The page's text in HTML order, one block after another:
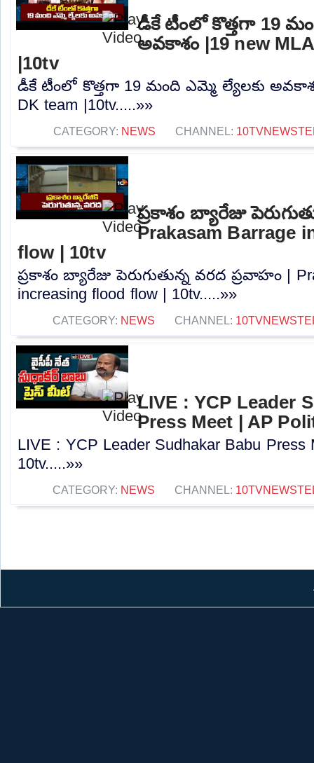
డీకే టీంలో కొత్తగా 19
అవకాశం |19 new
|10tv
డీకే టీంలో కొత్తగా 19 మంది ఎమ్మె ల్యేలకు
DK team |10tv.....»»
CATEGORY: NEWS CHANNEL:
ప్రకాశం బ్యారేజు
Prakasam Barrage
flow | 10tv
ప్రకాశం బ్యారేజు పెరుగుతున్న వరద ప్రవాహం |
increasing flood flow | 10tv.....»»
CATEGORY: NEWS CHANNEL:
LIVE : YCP Leader
Press Meet | AP
LIVE : YCP Leader Sudhakar Babu Press
10tv.....»»
CATEGORY: NEWS CHANNEL: